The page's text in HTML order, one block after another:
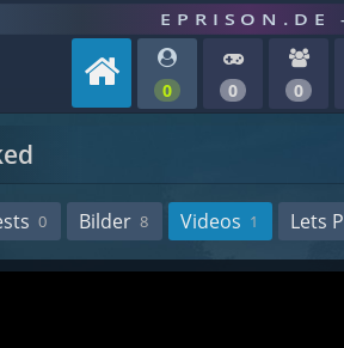
EPRISON.DE
0 0 0
0 Bilder 8 Videos 1 Lets